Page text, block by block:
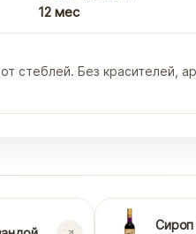
12 мес
стеблей. Без красителей,
Сироп